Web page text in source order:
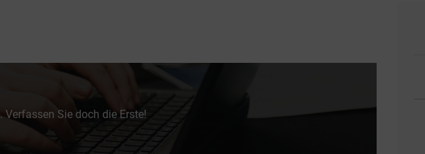
Verfassen Sie doch die Erste!